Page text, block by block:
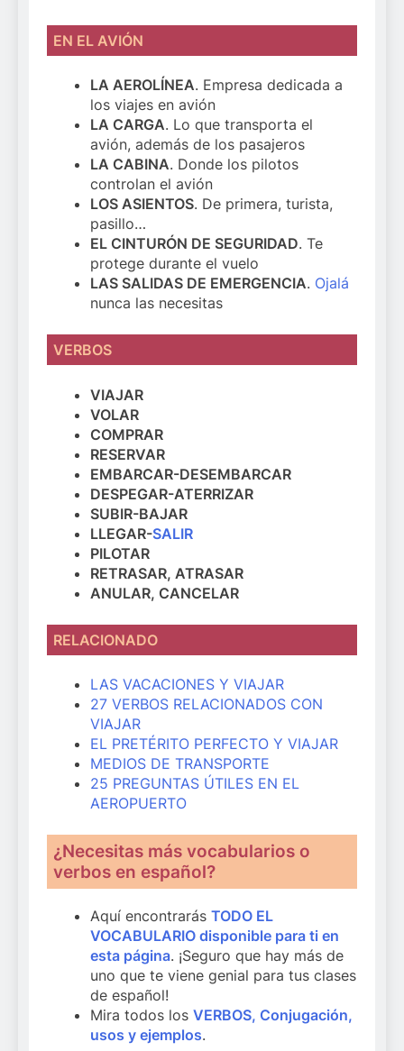
EN EL AVIÓN
LA AEROLÍNEA. Empresa dedicada a
los viajes en avión
LA CARGA. Lo que transporta el
avión, además de los pasajeros
LA CABINA. Donde los pilotos
controlan el avión
LOS ASIENTOS. De primera, turista,
pasillo…
EL CINTURÓN DE SEGURIDAD. Te
protege durante el vuelo
LAS SALIDAS DE EMERGENCIA. Ojalá
nunca las necesitas
VERBOS
VIAJAR
VOLAR
COMPRAR
RESERVAR
EMBARCAR-DESEMBARCAR
DESPEGAR-ATERRIZAR
SUBIR-BAJAR
LLEGAR-SALIR
PILOTAR
RETRASAR, ATRASAR
ANULAR, CANCELAR
RELACIONADO
LAS VACACIONES Y VIAJAR
27 VERBOS RELACIONADOS CON
VIAJAR
EL PRETÉRITO PERFECTO Y VIAJAR
MEDIOS DE TRANSPORTE
25 PREGUNTAS ÚTILES EN EL
AEROPUERTO
¿Necesitas más vocabularios o
verbos en español?
Aquí encontrarás TODO EL
VOCABULARIO disponible para ti en
esta página. ¡Seguro que hay más de
uno que te viene genial para tus clases
de español!
Mira todos los VERBOS, Conjugación,
usos y ejemplos.